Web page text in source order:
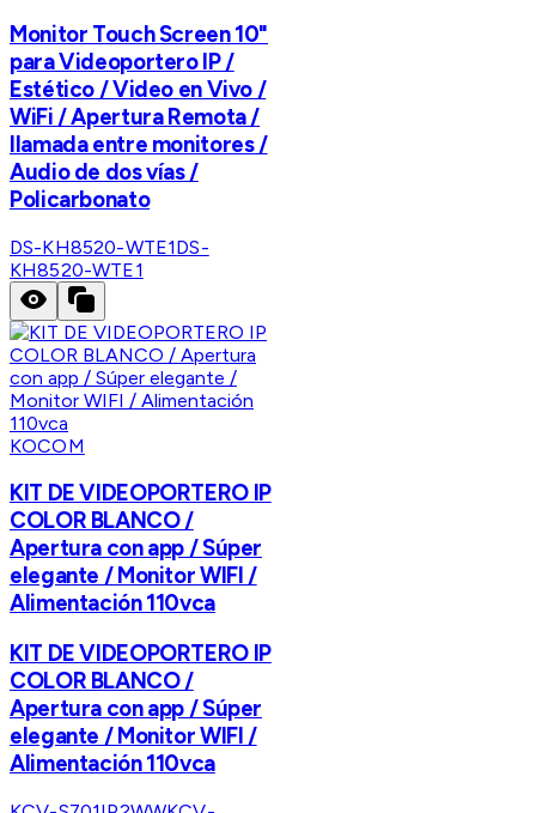
Monitor Touch Screen 10"
para Videoportero IP /
Estético / Video en Vivo /
WiFi / Apertura Remota /
llamada entre monitores /
Audio de dos vías /
Policarbonato
DS-KH8520-WTE1DS-
KH8520-WTE1
KOCOM
KIT DE VIDEOPORTERO IP
COLOR BLANCO /
Apertura con app / Súper
elegante / Monitor WIFI /
Alimentación 110vca
KIT DE VIDEOPORTERO IP
COLOR BLANCO /
Apertura con app / Súper
elegante / Monitor WIFI /
Alimentación 110vca